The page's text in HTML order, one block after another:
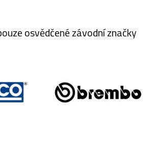
osvědčené závodní značky